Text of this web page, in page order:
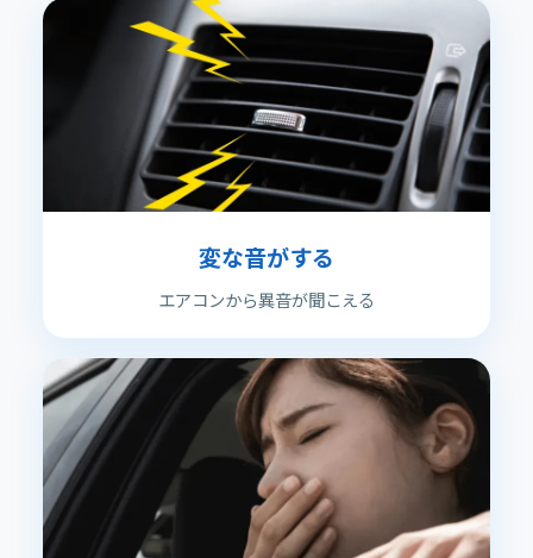
変な音がする
エアコンから異音が聞こえる